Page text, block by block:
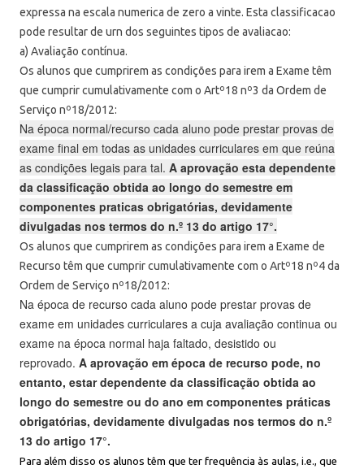
expressa na escala numerica de zero a vinte. Esta classificacao
pode resultar de urn dos seguintes tipos de avaliacao:
a) Avaliação contínua.
Os alunos que cumprirem as condições para irem a Exame têm
que cumprir cumulativamente com o Artº18 nº3 da Ordem de
Serviço nº18/2012:
Na época normal/recurso cada aluno pode prestar provas de
exame final em todas as unidades curriculares em que reúna
as condições legais para tal. A aprovação esta dependente
da classificação obtida ao longo do semestre em
componentes praticas obrigatórias, devidamente
divulgadas nos termos do n.º 13 do artigo 17°.
Os alunos que cumprirem as condições para irem a Exame de
Recurso têm que cumprir cumulativamente com o Artº18 nº4 da
Ordem de Serviço nº18/2012:
Na época de recurso cada aluno pode prestar provas de
exame em unidades curriculares a cuja avaliação continua ou
exame na época normal haja faltado, desistido ou
reprovado. A aprovação em época de recurso pode, no
entanto, estar dependente da classificação obtida ao
longo do semestre ou do ano em componentes práticas
obrigatórias, devidamente divulgadas nos termos do n.º
13 do artigo 17°.
Para além disso os alunos têm que ter frequência às aulas, i.e., que